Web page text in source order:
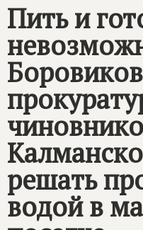
Пить и
решать
водой в